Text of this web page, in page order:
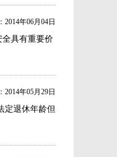
2014年06月04日
具有重要价
2014年05月29日
定退休年龄但